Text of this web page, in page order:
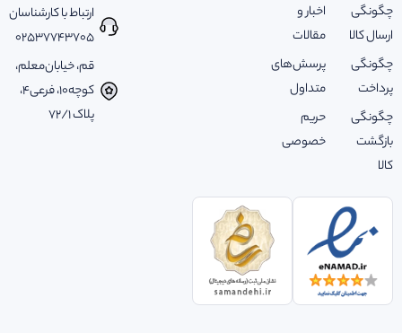
چگونگی
ارسال کالا
چگونگی
پرداخت
چگونگی
بازگشت
کالا
اخبار و
مقالات
پرسش‌های
متداول
حریم
خصوصی
ارتباط با کارشناسان
02537743705
قم، خیابان‌معلم،
کوچه‌10، فرعی‌4،
پلاک ‌72/1